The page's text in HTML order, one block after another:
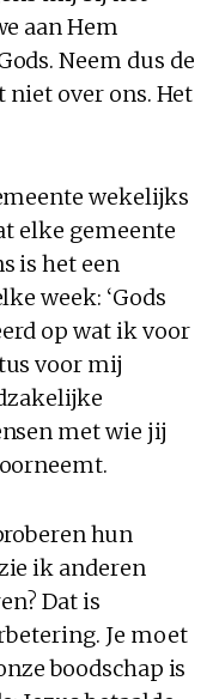
aan Hem
Neem dus de
niet over ons. Het
wekelijks
elke gemeente
is het een
week: ‘Gods
op wat ik voor
voor mij
met wie jij
hun
ik anderen
Dat is
Je moet
boodschap is